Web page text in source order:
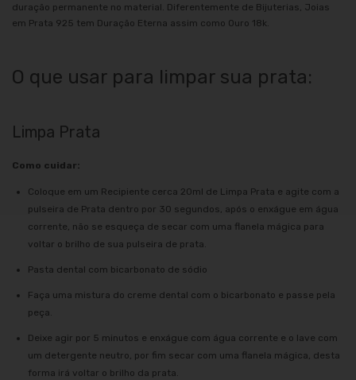
duração permanente no material. Diferentemente de Bijuterias, Joias
em Prata 925 tem Duração Eterna assim como Ouro 18k.
O que usar para limpar sua prata:
Limpa Prata
Como cuidar:
Coloque em um Recipiente cerca 20ml de Limpa Prata e agite com a
pulseira de Prata dentro por 30 segundos, após o enxágue em água
corrente, não se esqueça de secar com uma flanela mágica para
voltar o brilho de sua pulseira de prata.
Pasta dental com bicarbonato de sódio
Faça uma mistura do creme dental com o bicarbonato e passe pela
peça.
Deixe agir por 5 minutos e enxágue com água corrente e o lave com
um detergente neutro, por fim secar com uma flanela mágica, desta
forma irá voltar o brilho da prata.